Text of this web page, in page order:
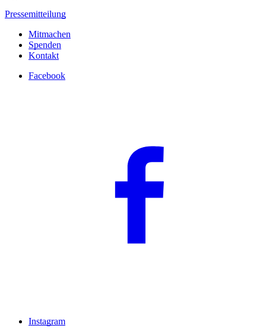
Pressemitteilung
Mitmachen
Spenden
Kontakt
Facebook
Instagram